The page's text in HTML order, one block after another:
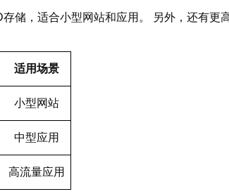
储，适合小型网站和应用。 另外，还有更
适用场景
小型网站
中型应用
高流量应用